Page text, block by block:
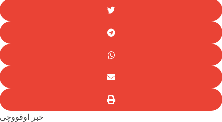
خبر اوقووچی